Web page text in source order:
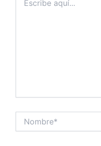
aquí...